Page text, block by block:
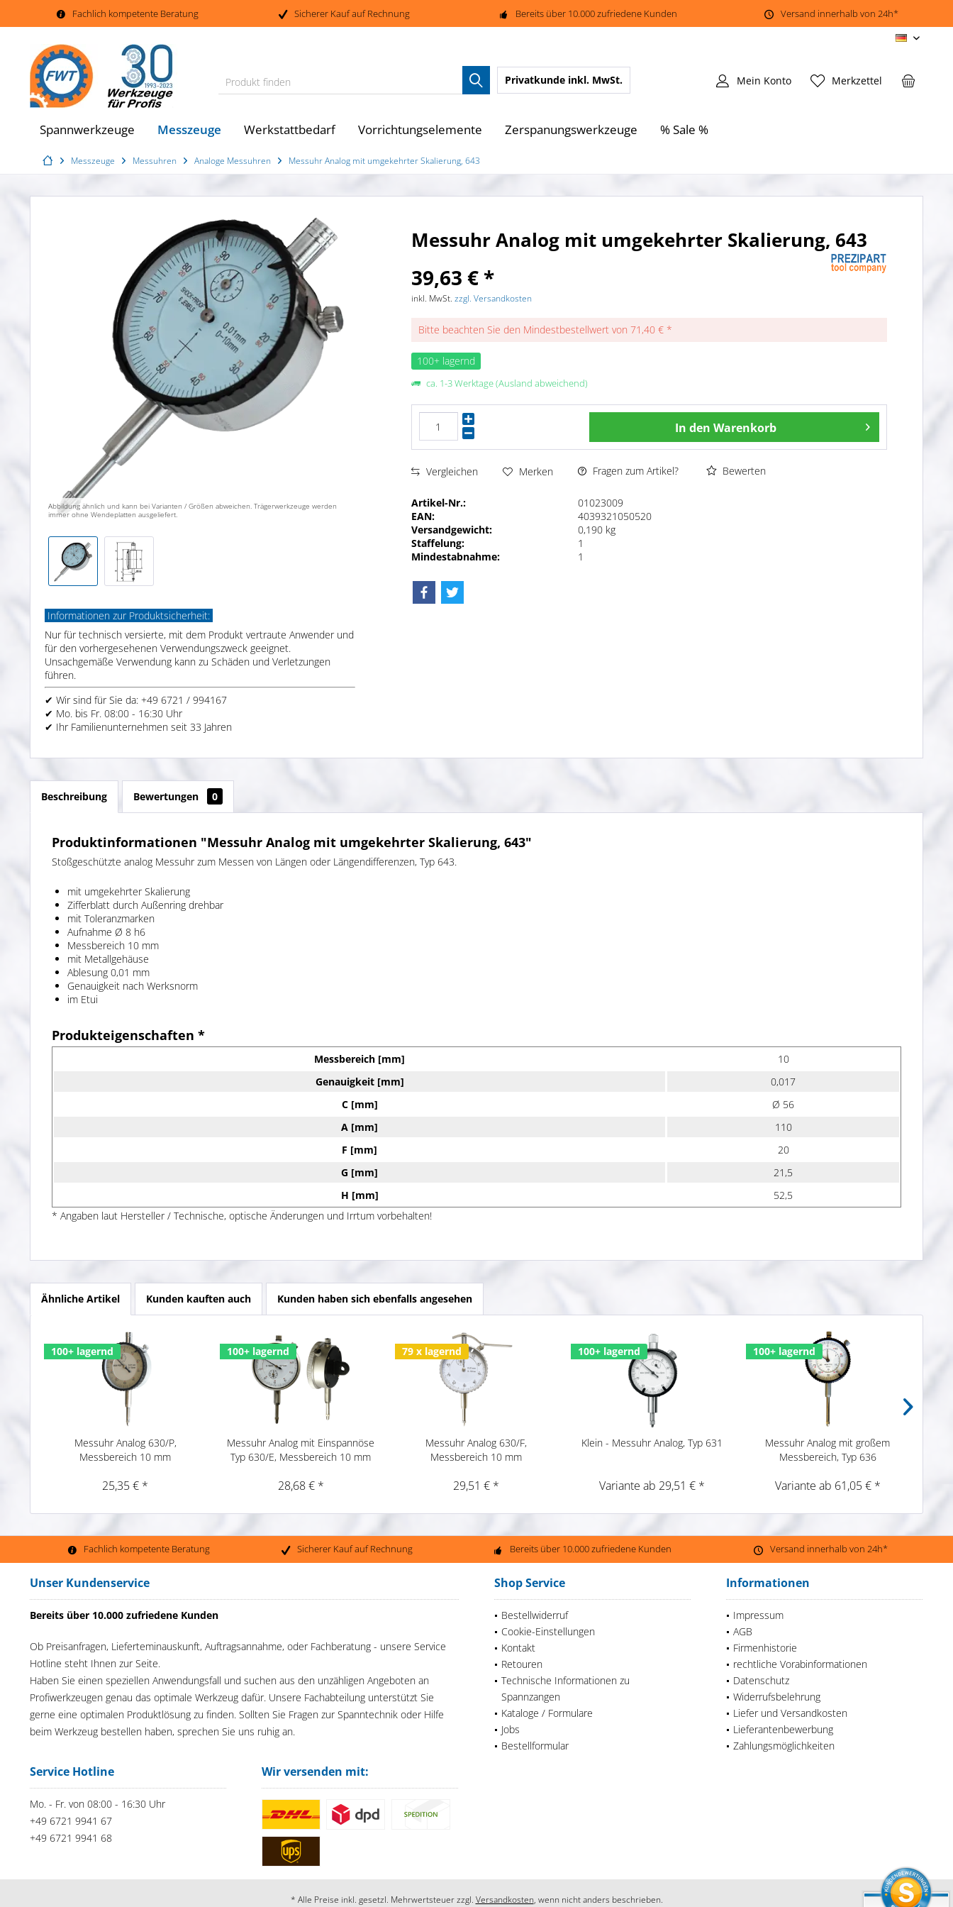
Fachlich kompetente Beratung Sicherer Kauf auf Rechnung Bereits über 10.000 zufriedene Kunden Versand innerhalb von 24h*
DE
Produkt finden Merkzettel
Mein Konto
Privatkunde inkl. MwSt.
Spannwerkzeuge Messzeuge Werkstattbedarf Vorrichtungselemente Zerspanungswerkzeuge % Sale %
Messzeuge Messuhren Analoge Messuhren Messuhr Analog mit umgekehrter Skalierung, 643
Abbildung ähnlich und kann bei Varianten / Größen abweichen. Trägerwerkzeuge werden
immer ohne Wendeplatten ausgeliefert.
Informationen zur Produktsicherheit:
Nur für technisch versierte, mit dem Produkt vertraute Anwender und
für den vorhergesehenen Verwendungszweck geeignet.
Unsachgemäße Verwendung kann zu Schäden und Verletzungen
führen.
✔ Wir sind für Sie da: +49 6721 / 994167
✔ Mo. bis Fr. 08:00 - 16:30 Uhr
✔ Ihr Familienunternehmen seit 33 Jahren
Messuhr Analog mit umgekehrter Skalierung, 643
39,63 € *
inkl. MwSt.zzgl. Versandkosten
Bitte beachten Sie den Mindestbestellwert von 71,40 € *
100+ lagernd
ca. 1-3 Werktage (Ausland abweichend)
In den Warenkorb
Vergleichen Merken Fragen zum Artikel? Bewerten
Artikel-Nr.:
01023009
EAN:
4039321050520
Versandgewicht:
0,190 kg
Staffelung:
1
Mindestabnahme:
1
Beschreibung Bewertungen 0
Produktinformationen "Messuhr Analog mit umgekehrter Skalierung, 643"
Stoßgeschützte analog Messuhr zum Messen von Längen oder Längendifferenzen, Typ 643.
mit umgekehrter Skalierung
Zifferblatt durch Außenring drehbar
mit Toleranzmarken
Aufnahme Ø 8 h6
Messbereich 10 mm
mit Metallgehäuse
Ablesung 0,01 mm
Genauigkeit nach Werksnorm
im Etui
Produkteigenschaften *
Messbereich [mm]
10
Genauigkeit [mm]
0,017
C [mm]
Ø 56
A [mm]
110
F [mm]
20
G [mm]
21,5
H [mm]
52,5
* Angaben laut Hersteller / Technische, optische Änderungen und Irrtum vorbehalten!
Ähnliche Artikel Kunden kauften auch Kunden haben sich ebenfalls angesehen
100+ lagernd
Messuhr Analog 630/P,
Messbereich 10 mm
25,35 € *
100+ lagernd
Messuhr Analog mit Einspannöse
Typ 630/E, Messbereich 10 mm
28,68 € *
79 x lagernd
Messuhr Analog 630/F,
Messbereich 10 mm
29,51 € *
100+ lagernd
Klein - Messuhr Analog, Typ 631
Variante ab 29,51 € *
100+ lagernd
Messuhr Analog mit großem
Messbereich, Typ 636
Variante ab 61,05 € *
Fachlich kompetente Beratung Sicherer Kauf auf Rechnung Bereits über 10.000 zufriedene Kunden Versand innerhalb von 24h*
Unser Kundenservice
Bereits über 10.000 zufriedene Kunden
Ob Preisanfragen, Lieferteminauskunft, Auftragsannahme, oder Fachberatung - unsere Service
Hotline steht Ihnen zur Seite.
Haben Sie einen speziellen Anwendungsfall und suchen aus den unzähligen Angeboten an
Profiwerkzeugen genau das optimale Werkzeug dafür. Unsere Fachabteilung unterstützt Sie
gerne eine optimalen Produktlösung zu finden. Sollten Sie Fragen zur Spanntechnik oder Hilfe
beim Werkzeug bestellen haben, sprechen Sie uns ruhig an.
Shop Service
Bestellwiderruf
Cookie-Einstellungen
Kontakt
Retouren
Technische Informationen zu
Spannzangen
Kataloge / Formulare
Jobs
Bestellformular
Informationen
Impressum
AGB
Firmenhistorie
rechtliche Vorabinformationen
Datenschutz
Widerrufsbelehrung
Liefer und Versandkosten
Lieferantenbewerbung
Zahlungsmöglichkeiten
Service Hotline
Mo. - Fr. von 08:00 - 16:30 Uhr
+49 6721 9941 67
+49 6721 9941 68
Wir versenden mit:
* Alle Preise inkl. gesetzl. Mehrwertsteuer zzgl. Versandkosten, wenn nicht anders beschrieben.